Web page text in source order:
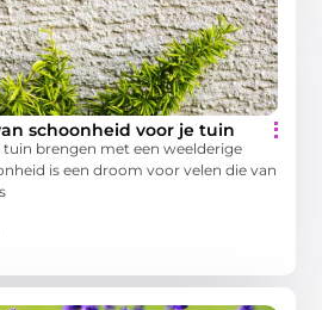
schoonheid voor je tuin
brengen met een weelderige
is een droom voor velen die van